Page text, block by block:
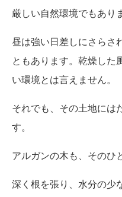
厳しい自然環境でもあり
昼は強い日差しにさらさ
ともあります。乾燥した
い環境とは言えません。
それでも、その土地には
す。
アルガンの木も、そのひ
深く根を張り、水分の少